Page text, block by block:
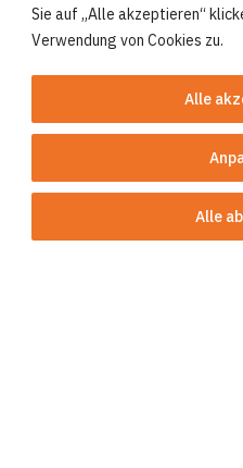
Sie auf „Alle akzeptieren“
Verwendung von Cookies zu.
Alle
Alle
1991 – 1994
Gründung von
Jahr 1994
eines Run-off-